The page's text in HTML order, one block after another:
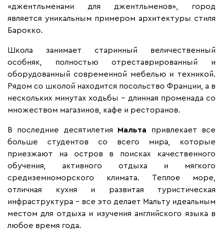
«джентльменами для джентльменов», город
является уникальным примером архитектуры стиля
Барокко.
Школа занимает старинный величественный
особняк, полностью отреставрированный и
оборудованный современной мебелью и техникой.
Рядом со школой находится посольство Франции, а в
нескольких минутах ходьбы – длинная променада со
множеством магазинов, кафе и ресторанов.
В последние десятилетия Мальта привлекает все
больше студентов со всего мира, которые
приезжают на остров в поисках качественного
обучения, активного отдыха и мягкого
средиземноморского климата. Теплое море,
отличная кухня и развитая туристическая
инфраструктура – все это делает Мальту идеальным
местом для отдыха и изучения английского языка в
любое время года.